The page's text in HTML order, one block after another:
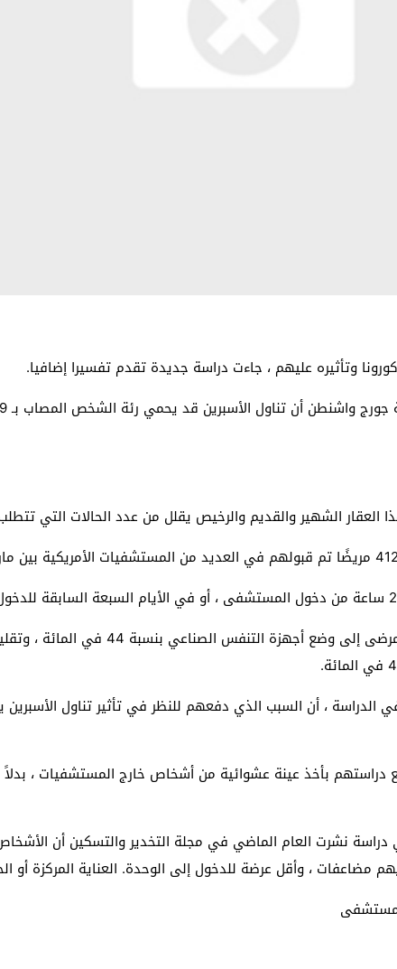
وتأثيره عليهم ، جاءت دراسة جديدة تقدم تفسيرا إضافيا.
الشهير والقديم والرخيص يقلل من عدد الحالات التي
ووجد الباحثون أن استخدام الأسبرين ساهم في
الدراسة ، أن السبب الذي دفعهم للنظر في تأثير تناول
بأخذ عينة عشوائية من أشخاص خارج المستشفيات ، بدلاً
نشرت العام الماضي في مجلة التخدير والتسكين أن الأشخاص
مضاعفات ، وأقل عرضة للدخول إلى الوحدة. العناية المركزة أو